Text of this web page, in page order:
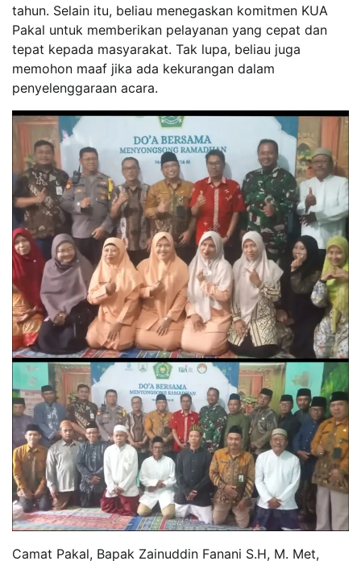
tahun. Selain itu, beliau menegaskan komitmen KUA
Pakal untuk memberikan pelayanan yang cepat dan
tepat kepada masyarakat. Tak lupa, beliau juga
memohon maaf jika ada kekurangan dalam
penyelenggaraan acara.
Camat Pakal, Bapak Zainuddin Fanani S.H, M. Met,